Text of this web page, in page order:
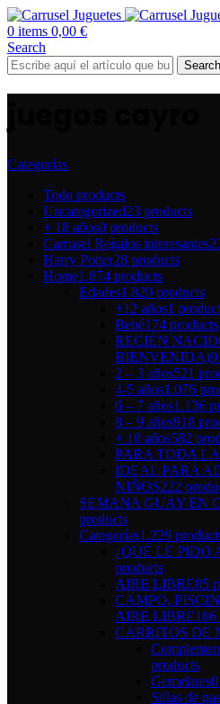
0 items 0,00 €
Search
Search
Categorías
Todo products
Uncategorized23 products
+ 18 años0 products
Carrusel Regalos interesantes
Harry Potter28 products
Home1.874 products
Edades1.820 products
+12 años1 product
Bebé174 products
RECIÉN
BIENVENIDA)
2 – 3 años521
4-5 años1.076
6 – 7 años1.136
8 – 9 años918
+ 10 años582
PARA TODA
IDEAL PARA
NIÑOS222
SEMANA GUAY EN
products
Categorías1.229
¿QUÉ LE PIDO
products
AIRE LIBRE85
CAMPO,
AIRE LIBRE106
CARRITOS DE
products
Gemelares
Sillas de